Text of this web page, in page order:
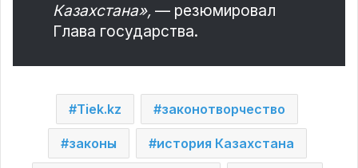
Казахстана», — резюмировал
Глава государства.
Tiek.kz законотворчество
законы история Казахстана